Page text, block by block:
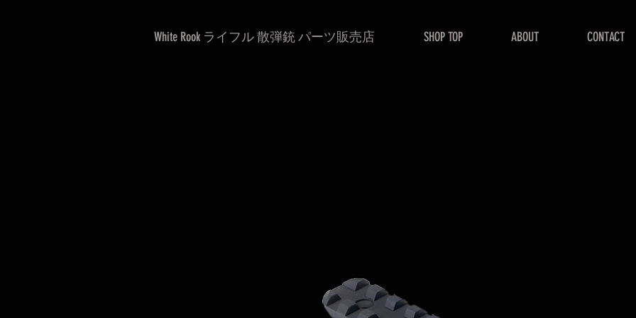
White Rook ライフル 散弾銃 パーツ販売店 SHOP TOP ABOUT CONTACT